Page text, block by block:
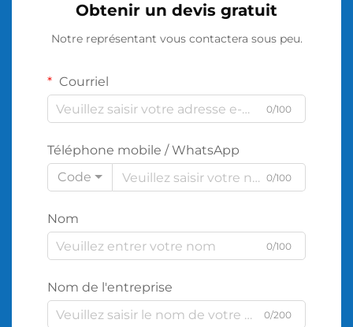
Obtenir un devis gratuit
Notre représentant vous contactera sous peu.
Courriel
0/100
Téléphone mobile / WhatsApp
Code
0/100
Nom
0/100
Nom de l'entreprise
0/200